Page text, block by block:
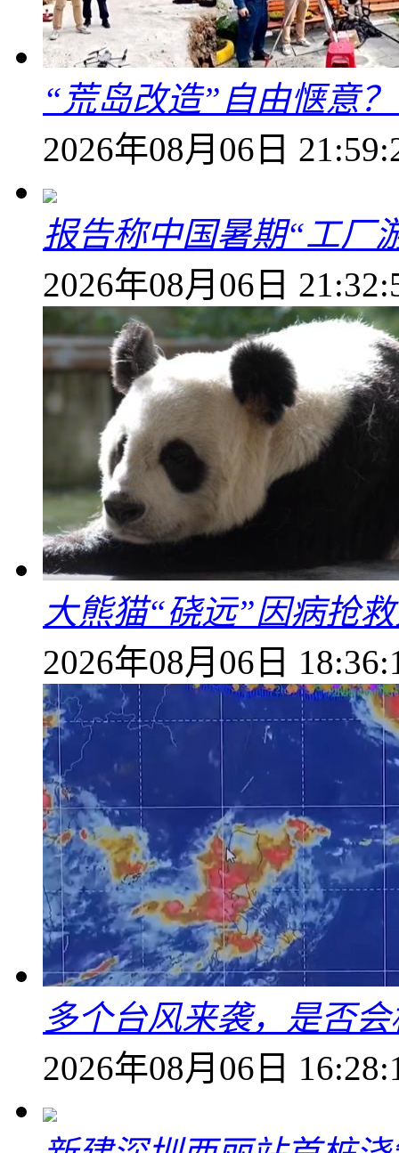
“荒岛改造”自由惬意
2026年08月06日
报告称中国暑期“工厂
2026年08月06日
大熊猫“硗远”因病抢
2026年08月06日
多个台风来袭，是否
2026年08月06日